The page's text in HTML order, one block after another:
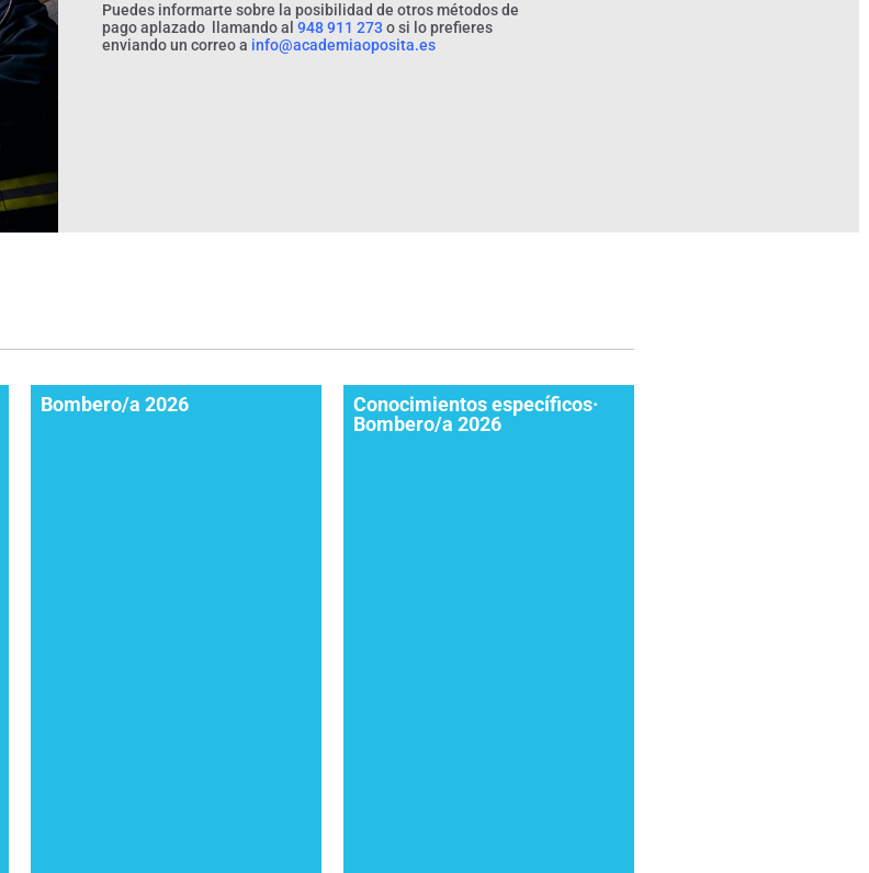
Puedes informarte sobre la posibilidad de otros métodos de
pago aplazado llamando al948 911 273 o si lo prefieres
enviando un correo a info@academiaoposita.es
Bombero/a 2026
Conocimientos específicos·
Bombero/a 2026